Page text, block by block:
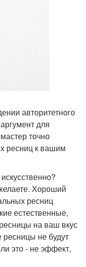
авторитетного
для
точно
ресниц к вашим
Хороший
ресниц
естественные,
на ваш вкус
не будут
это - не эффект,